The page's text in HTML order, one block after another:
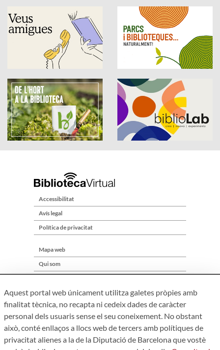
Accessibilitat
Avís legal
Política de privacitat
Mapa web
Qui som
Aquest portal web únicament utilitza galetes pròpies amb
finalitat tècnica, no recapta ni cedeix dades de caràcter
personal dels usuaris sense el seu coneixement. No obstant
això, conté enllaços a llocs web de tercers amb polítiques de
privacitat alienes a la de la Diputació de Barcelona que vostè